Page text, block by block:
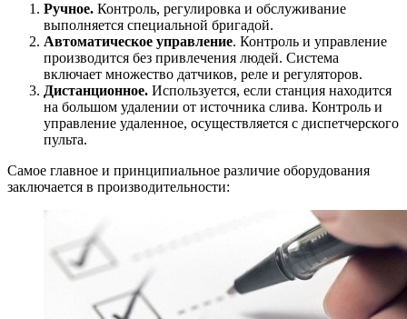
Ручное. Контроль, регулировка и обслуживание
выполняется специальной бригадой.
Автоматическое управление. Контроль и управление
производится без привлечения людей. Система
включает множество датчиков, реле и регуляторов.
Дистанционное. Используется, если станция находится
на большом удалении от источника слива. Контроль и
управление удаленное, осуществляется с диспетчерского
пульта.
Самое главное и принципиальное различие оборудования
заключается в производительности: